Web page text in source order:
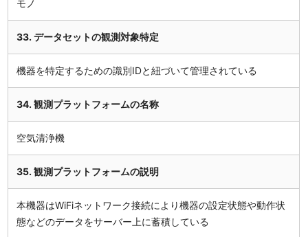
モノ
33. データセットの観測対象特定
機器を特定するための識別IDと紐づいて管理されている
34. 観測プラットフォームの名称
空気清浄機
35. 観測プラットフォームの説明
本機器はWiFiネットワーク接続により機器の設定状態や動作状
態などのデータをサーバー上に蓄積している